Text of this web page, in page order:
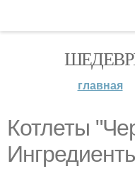
главная
Котлеты